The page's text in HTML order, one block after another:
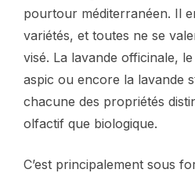
pourtour méditerranéen. Il
variétés, et toutes ne se
visé. La lavande officinale,
aspic ou encore la lavande
chacune des propriétés
olfactif que biologique.
C’est principalement sous